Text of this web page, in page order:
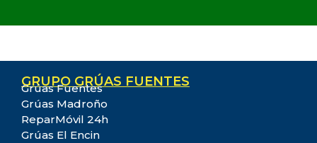
GRUPO GRÚAS FUENTES
Grúas Fuentes
Grúas Madroño
ReparMóvil 24h
Grúas El Encin